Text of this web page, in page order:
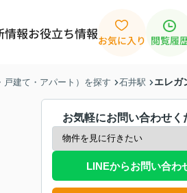
情報お役立ち情報お気に入り 閲覧履
戸建て・アパート）を探す 石井駅 エレガ
お気軽にお問い合わせく
LINEからお問い合わ